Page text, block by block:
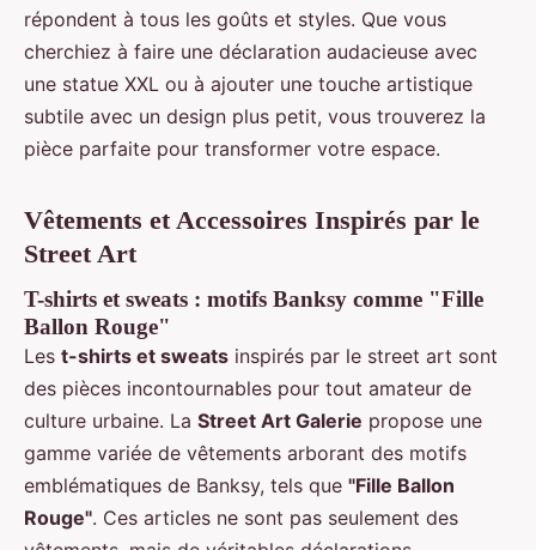
répondent à tous les goûts et styles. Que vous
cherchiez à faire une déclaration audacieuse avec
une statue XXL ou à ajouter une touche artistique
subtile avec un design plus petit, vous trouverez la
pièce parfaite pour transformer votre espace.
Vêtements et Accessoires Inspirés par le
Street Art
T-shirts et sweats : motifs Banksy comme "Fille
Ballon Rouge"
Les t-shirts et sweats inspirés par le street art sont
des pièces incontournables pour tout amateur de
culture urbaine. La Street Art Galerie propose une
gamme variée de vêtements arborant des motifs
emblématiques de Banksy, tels que "Fille Ballon
Rouge". Ces articles ne sont pas seulement des